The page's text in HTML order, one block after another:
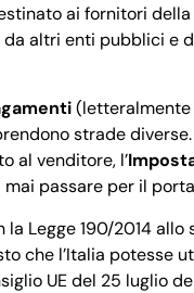
ai fornitori
altri enti pubblici e
strade
al venditore, l’
passare per il
Legge 190/2014 allo
che l’Italia potesse
UE del 25 luglio